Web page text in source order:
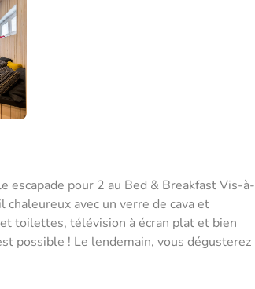
escapade pour 2 au Bed & Breakfast Vis-à-
avec un verre de cava et
toilettes, télévision à écran plat et bien
possible ! Le lendemain, vous dégusterez